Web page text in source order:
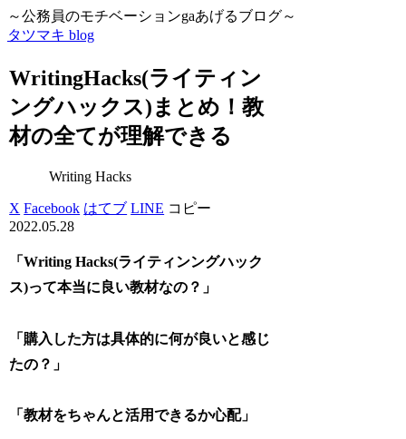
～公務員のモチベーションgaあげるブログ～
タツマキ blog
WritingHacks(ライティン
ングハックス)まとめ！教
材の全てが理解できる
Writing Hacks
X Facebook はてブ LINE コピー
2022.05.28
「Writing Hacks(ライティンングハック
ス)って本当に良い教材なの？」
「購入した方は具体的に何が良いと感じ
たの？」
「教材をちゃんと活用できるか心配」